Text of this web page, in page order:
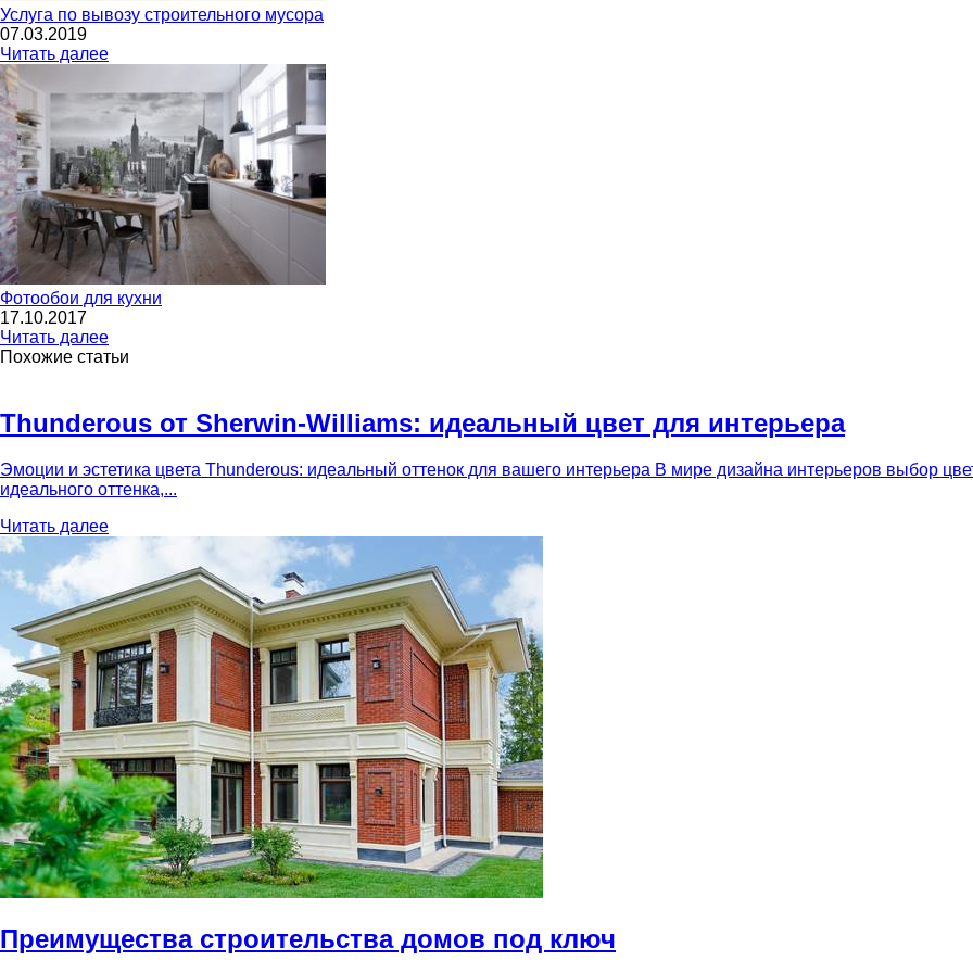
Услуга по вывозу строительного мусора
07.03.2019
Читать далее
Фотообои для кухни
17.10.2017
Читать далее
Похожие статьи
Thunderous от Sherwin-Williams: идеальный цвет для интерьера
Эмоции и эстетика цвета Thunderous: идеальный оттенок для вашего интерьера В мире дизайна интерьеров выбор
идеального оттенка,...
Читать далее
Преимущества строительства домов под ключ